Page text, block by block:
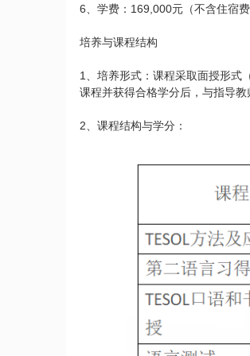
6、学费：169,000元（不含住宿费
培养与课程结构
1、培养形式：课程采取面授形式
课程并获得合格学分后，与指导教
2、课程结构与学分：